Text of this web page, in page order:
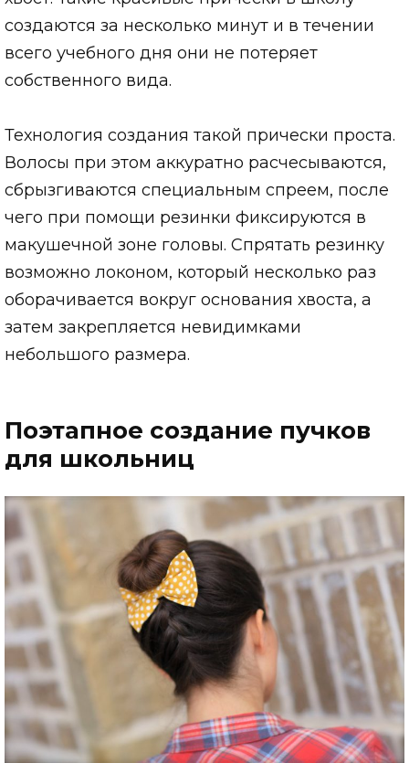
создаются за несколько минут и в течении
всего учебного дня они не потеряет
собственного вида.
Технология создания такой прически проста.
Волосы при этом аккуратно расчесываются,
сбрызгиваются специальным спреем, после
чего при помощи резинки фиксируются в
макушечной зоне головы. Спрятать резинку
возможно локоном, который несколько раз
оборачивается вокруг основания хвоста, а
затем закрепляется невидимками
небольшого размера.
Поэтапное создание пучков
для школьниц